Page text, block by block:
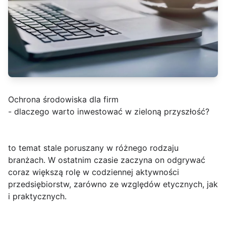
Ochrona środowiska dla firm
- dlaczego warto inwestować w zieloną przyszłość?
to temat stale poruszany w różnego rodzaju
branżach. W ostatnim czasie zaczyna on odgrywać
coraz większą rolę w codziennej aktywności
przedsiębiorstw, zarówno ze względów etycznych, jak
i praktycznych.